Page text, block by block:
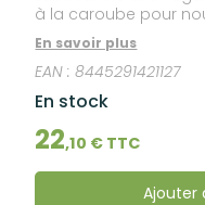
à la caroube pour
En savoir plus
EAN :8445291421127
En stock
22,10 € TTC
Ajouter